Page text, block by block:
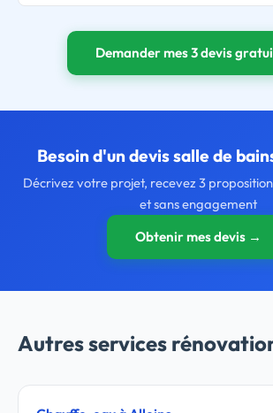
Demander mes 3 devis
Besoin d'un devis salle de
Décrivez votre projet, recevez 3
et sans engagement
Obtenir mes devis →
Autres services